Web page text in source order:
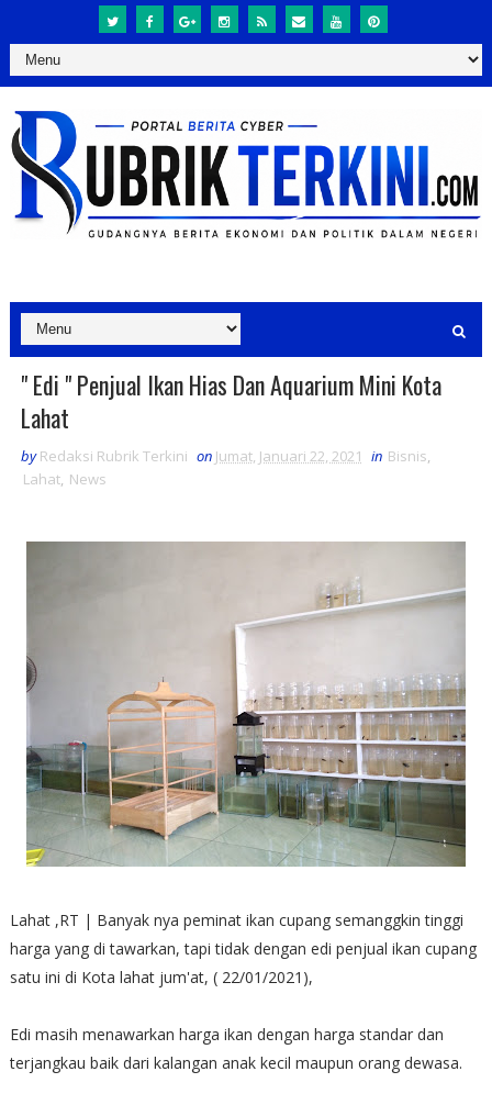
" Edi " Penjual Ikan Hias Dan Aquarium Mini Kota
Lahat
by Redaksi Rubrik Terkini on Jumat, Januari 22, 2021 in Bisnis,
Lahat, News
Lahat ,RT | Banyak nya peminat ikan cupang semanggkin tinggi
harga yang di tawarkan, tapi tidak dengan edi penjual ikan cupang
satu ini di Kota lahat jum'at, ( 22/01/2021),
Edi masih menawarkan harga ikan dengan harga standar dan
terjangkau baik dari kalangan anak kecil maupun orang dewasa.